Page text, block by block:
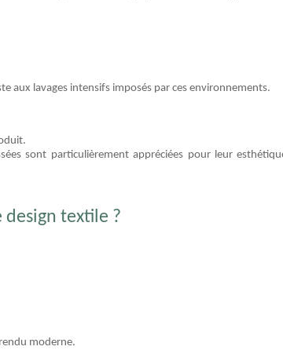
aux lavages intensifs imposés par ces environnements.
sont particulièrement appréciées pour leur
textile ?
moderne.